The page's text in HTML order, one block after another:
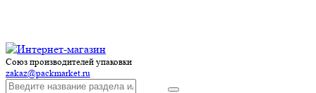
Союз производителей упаковки
zakaz@packmarket.ru